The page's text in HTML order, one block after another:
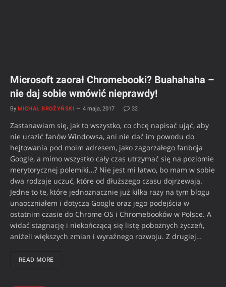
Microsoft zaorał Chromebooki? Buahahaha –
nie daj sobie wmówić nieprawdy!
By MICHAŁ BROŻYŃSKI 4 maja, 2017 32
Zastanawiam się, jak to wszystko, co chcę napisać ująć, aby
nie urazić fanów Windowsa, ani nie dać im powodu do
hejtowania pod moim adresem, jako zagorzałego fanboja
Google, a mimo wszystko cały czas utrzymać się na poziomie
merytorycznej polemiki…? Nie jest mi łatwo, bo mam w sobie
dwa rodzaje uczuć, które od dłuższego czasu dojrzewają.
Jedne to te, które jednoznacznie już kilka razy na tym blogu
unaoczniałem i dotyczą Google oraz jego podejścia w
ostatnim czasie do Chrome OS i Chromebooków w Polsce. A
widać stagnację i niekończącą się listę pobożnych życzeń,
aniżeli większych zmian i wyraźnego rozwoju. Z drugiej…
READ MORE